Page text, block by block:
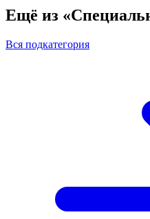
Ещё из
Вся подкатегория